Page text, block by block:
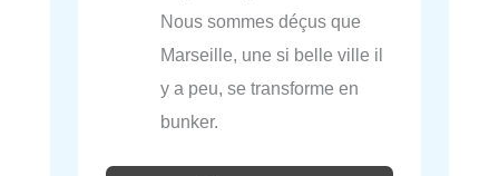
Nous sommes déçus que
Marseille, une si belle ville il
y a peu, se transforme en
bunker.